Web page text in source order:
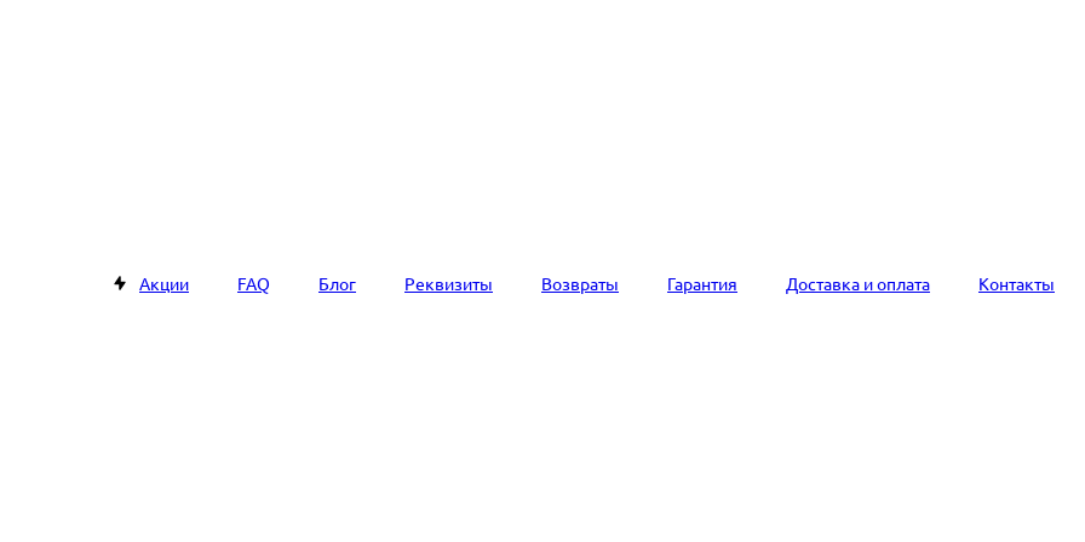
Акции FAQ Блог Реквизиты Возвраты Гарантия Доставка и оплата Контакты